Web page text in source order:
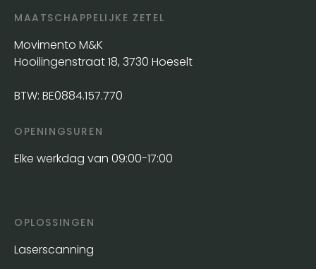
MAATSCHAPPELIJKE ZETEL
Movimento M&K
Hooilingenstraat 18, 3730 Hoeselt
BTW: BE0884.157.770
OPENINGSUREN
Elke werkdag van 09:00-17:00
OPLOSSINGEN
Laserscanning